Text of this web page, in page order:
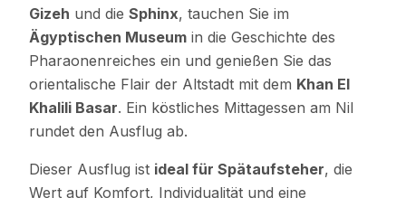
Gizeh und die Sphinx, tauchen Sie im
Ägyptischen Museum in die Geschichte des
Pharaonenreiches ein und genießen Sie das
orientalische Flair der Altstadt mit dem Khan El
Khalili Basar. Ein köstliches Mittagessen am Nil
rundet den Ausflug ab.
Dieser Ausflug ist ideal für Spätaufsteher, die
Wert auf Komfort, Individualität und eine